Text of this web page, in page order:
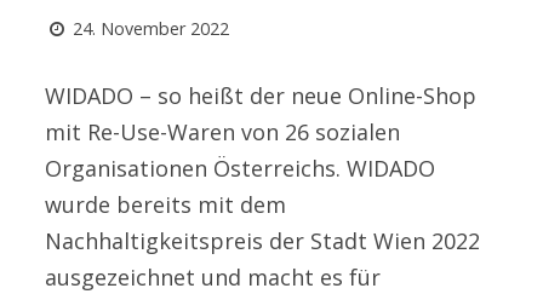
24. November 2022
WIDADO – so heißt der neue Online-Shop
mit Re-Use-Waren von 26 sozialen
Organisationen Österreichs. WIDADO
wurde bereits mit dem
Nachhaltigkeitspreis der Stadt Wien 2022
ausgezeichnet und macht es für